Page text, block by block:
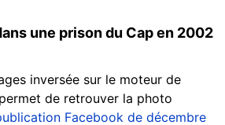
une prison du Cap en 2002
inversée sur le moteur de
de retrouver la photo
Facebook de décembre